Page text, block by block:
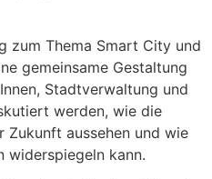
zum Thema Smart City und
gemeinsame Gestaltung
Stadtverwaltung und
werden, wie die
aussehen und wie
widerspiegeln kann.